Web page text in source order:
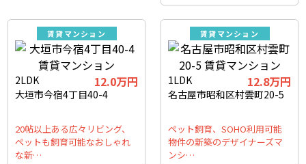
賃貸マンション
2LDK 12.0万円
大垣市今宿4丁目40-4
20帖以上ある広々リビング、
ペットも飼育可能なおしゃれ
な新…
賃貸マンション
1LDK 12.8万円
名古屋市昭和区村雲町20-5
ペット飼育、SOHO利用可能
物件の新築のデザイナーズマ
ンシ…